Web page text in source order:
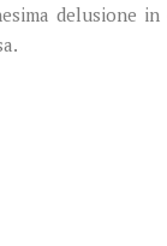
delusione